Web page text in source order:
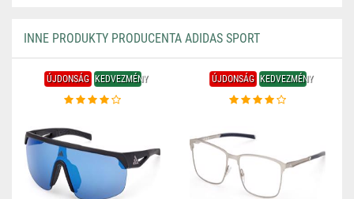
INNE PRODUKTY PRODUCENTA ADIDAS SPORT
ÚJDONSÁG KEDVEZMÉNY ÚJDONSÁG KEDVEZMÉNY